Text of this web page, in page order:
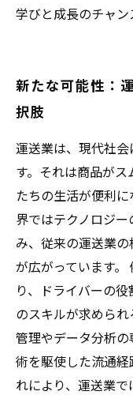
学びと成長のチャン
新たな可能性：
択肢
運送業は、現代社
す。それは商品が
たちの生活が便利
界ではテクノロジ
み、従来の運送業
が広がっています
り、ドライバーの
のスキルが求めら
管理やデータ分析
術を駆使した流通
れにより、運送業